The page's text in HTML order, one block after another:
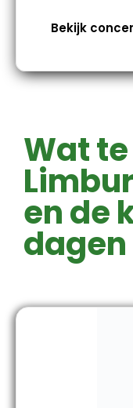
Bekijk
Wat
en de
dagen